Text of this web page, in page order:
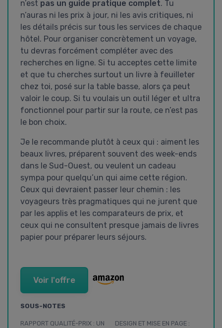
n’est pas un guide pratique complet. Tu
n’auras ni les prix à jour, ni les avis critiques, ni
les détails précis sur tous les services de chaque
hôtel. Pour organiser concrètement un voyage,
tu devras forcément compléter avec des
recherches en ligne. Si tu acceptes cette limite
et que tu cherches surtout un livre à feuilleter
chez toi, posé sur la table basse, alors ça peut
valoir le coup. Si tu voulais un outil léger et ultra
fonctionnel pour partir sur la route, ce n’est pas
le bon choix.
Je le recommande plutôt à ceux qui : aiment les
beaux livres, préparent souvent des week-ends
dans le Sud-Ouest, ou veulent un cadeau
sympa pour quelqu’un qui aime cette région.
Ceux qui devraient passer leur chemin : les
voyageurs très pragmatiques qui ne jurent que
par les applis et les comparateurs de prix, et
ceux qui ne consultent presque jamais de livres
papier pour préparer leurs séjours.
Voir l'offre
SOUS-NOTES
RAPPORT QUALITÉ-PRIX : UN
DESIGN ET MISE EN PAGE :